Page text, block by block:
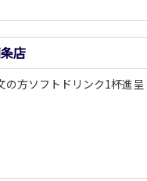
店
の方ソフトドリンク1杯進呈